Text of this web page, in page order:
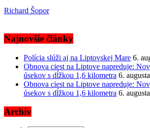
Richard Šopor
Najnovšie články
Polícia slúži aj na Liptovskej Mare 6.
Obnova ciest na Liptove napreduje:
úsekov s dĺžkou 1,6 kilometra 6.
Obnova ciest na Liptove napreduje:
úsekov s dĺžkou 1,6 kilometra 6.
Archív